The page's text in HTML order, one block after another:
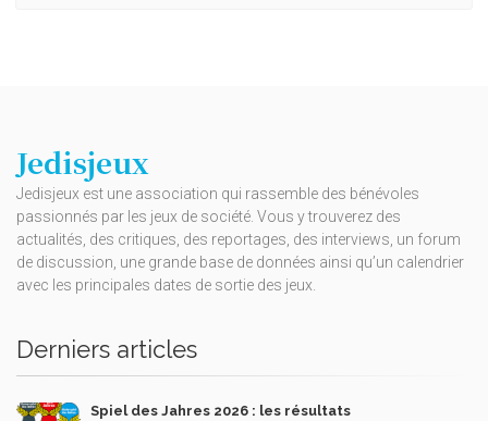
Jedisjeux
Jedisjeux est une association qui rassemble des bénévoles
passionnés par les jeux de société. Vous y trouverez des
actualités, des critiques, des reportages, des interviews, un forum
de discussion, une grande base de données ainsi qu’un calendrier
avec les principales dates de sortie des jeux.
Derniers articles
Spiel des Jahres 2026 : les résultats